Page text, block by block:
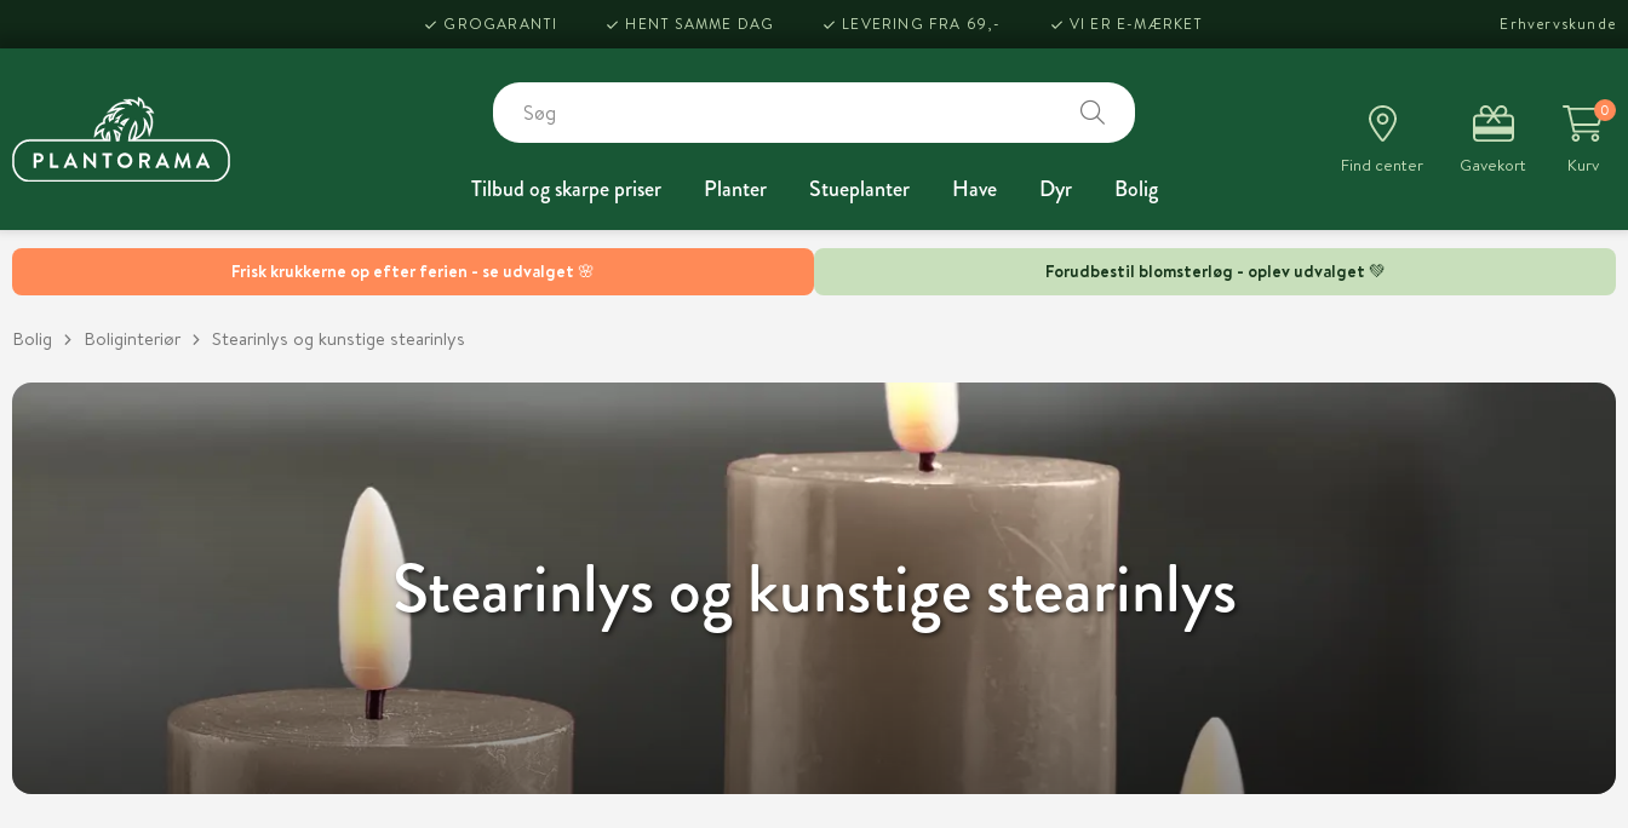
Frisk krukkerne op efter ferien - se udvalget 🌸 Forudbestil blomsterløg - oplev udvalget 💚
GROGARANTI HENT SAMME DAG LEVERING FRA 69,- VI ER E-MÆRKET Erhvervskunde
Tilbud og skarpe priser Planter Stueplanter Have Dyr Bolig
Find center Gavekort
0
Kurv
Bolig Boliginteriør Stearinlys og kunstige stearinlys
Stearinlys og kunstige stearinlys